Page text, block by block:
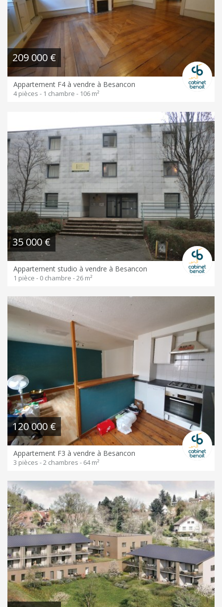
209 000 €
Appartement F4 à vendre à Besancon
4 pièces - 1 chambre - 106 m²
35 000 €
Appartement studio à vendre à Besancon
1 pièce - 0 chambre - 26 m²
120 000 €
Appartement F3 à vendre à Besancon
3 pièces - 2 chambres - 64 m²